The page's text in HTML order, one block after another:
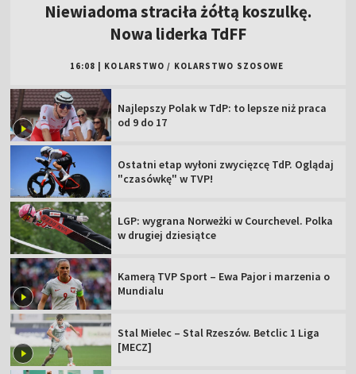
Niewiadoma straciła żółtą koszulkę.
Nowa liderka TdFF
16:08 KOLARSTWO / KOLARSTWO SZOSOWE
Najlepszy Polak w TdP: to lepsze niż praca
od 9 do 17
Ostatni etap wyłoni zwycięzcę TdP. Oglądaj
"czasówkę" w TVP!
LGP: wygrana Norweżki w Courchevel. Polka
w drugiej dziesiątce
Kamerą TVP Sport – Ewa Pajor i marzenia o
Mundialu
Stal Mielec – Stal Rzeszów. Betclic 1 Liga
[MECZ]